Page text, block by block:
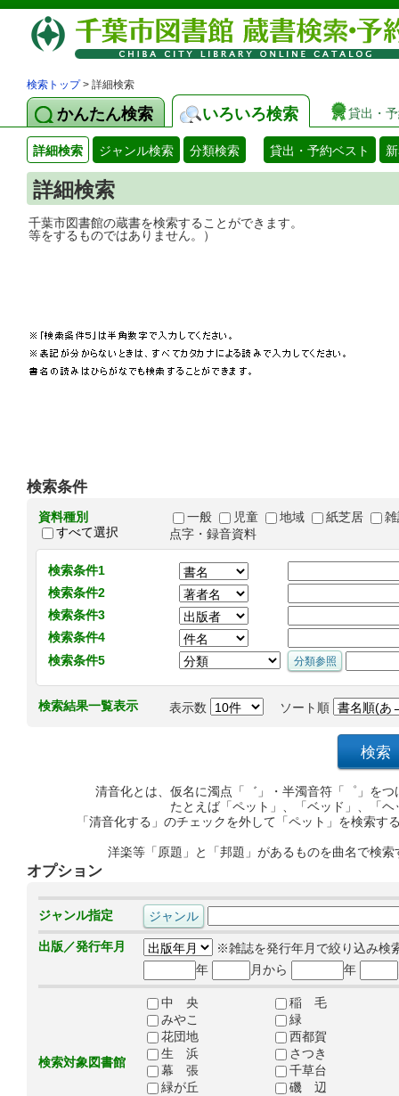
検索トップ> 詳細検索
かんたん検索 いろいろ検索 貸出・
詳細検索 ジャンル検索 分類検索 貸出・予約ベスト
詳細検索
千葉市図書館の蔵書を検索することがで
等をするものではありません。）
検索条件
資料種別
すべて選択
一般 児童 地域 紙芝居
点字・録音資料
検索条件1
検索条件2
検索条件3
検索条件4
検索条件5
検索結果一覧表示 表示数 ソート順
清音化とは、仮名に濁点「゛」・半濁音符「゜」を
たとえば「ペット」、「ベッド」、「
「清音化する」のチェックを外して「ペット」を検索
洋楽等「原題」と「邦題」があるものを曲名で検
オプション
ジャンル指定
出版／発行年月
※雑誌を発行年月で絞り込み検
年
月から 年
検索対象図書館
中 央
稲 毛
みやこ
緑
花団地
西都賀
生 浜
さつき
幕 張
千草台
緑が丘
磯 辺